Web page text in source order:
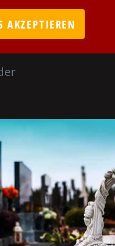
AKZEPTIEREN